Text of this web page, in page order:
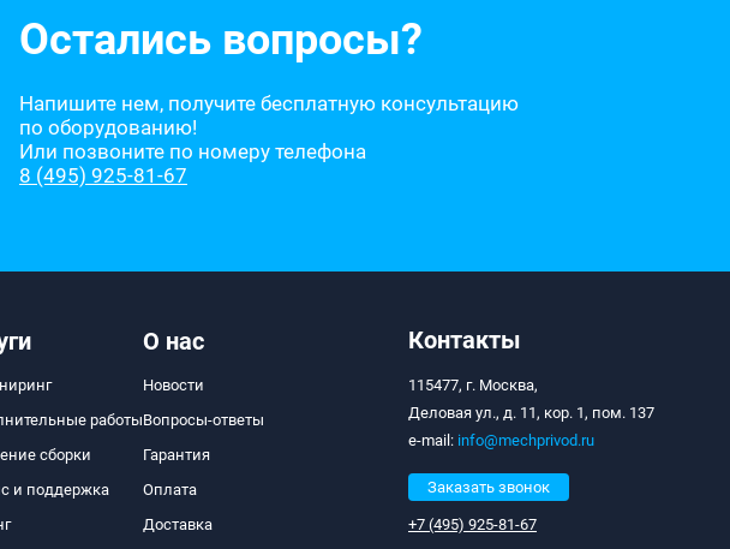
Остались вопросы?
Напишите нем, получите бесплатную консультацию
по оборудованию!
Или позвоните по номеру телефона
8 (495) 925-81-67
работы
сборки
и поддержка
О нас
Новости
Вопросы-ответы
Гарантия
Оплата
Доставка
Контакты
115477, г. Москва,
Деловая ул., д. 11, кор. 1, пом. 137
e-mail: info@mechprivod.ru
Заказать звонок
+7 (495) 925-81-67